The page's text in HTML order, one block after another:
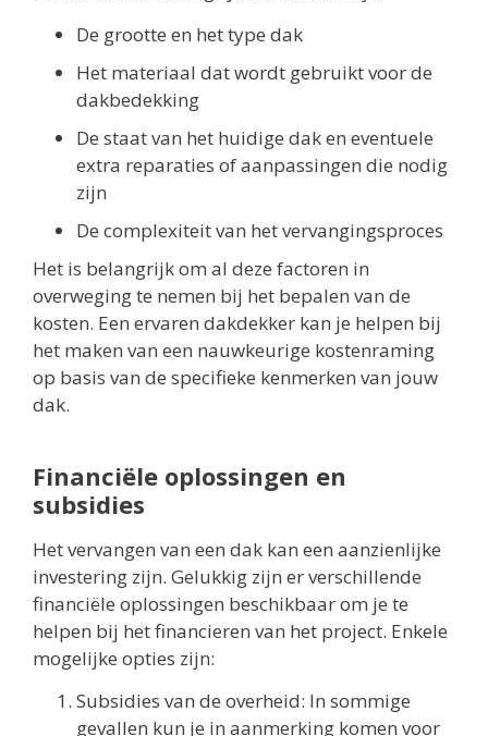
De grootte en het type dak
Het materiaal dat wordt gebruikt voor de
dakbedekking
De staat van het huidige dak en eventuele
extra reparaties of aanpassingen die nodig
zijn
De complexiteit van het vervangingsproces
Het is belangrijk om al deze factoren in
overweging te nemen bij het bepalen van de
kosten. Een ervaren dakdekker kan je helpen bij
het maken van een nauwkeurige kostenraming
op basis van de specifieke kenmerken van jouw
dak.
Financiële oplossingen en
subsidies
Het vervangen van een dak kan een aanzienlijke
investering zijn. Gelukkig zijn er verschillende
financiële oplossingen beschikbaar om je te
helpen bij het financieren van het project. Enkele
mogelijke opties zijn:
Subsidies van de overheid: In sommige
gevallen kun je in aanmerking komen voor